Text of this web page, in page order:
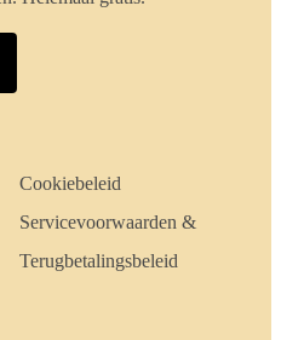
Cookiebeleid
Servicevoorwaarden &
Terugbetalingsbeleid